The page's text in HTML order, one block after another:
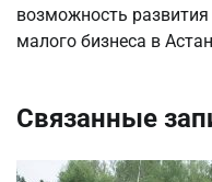
записям
возможность развития
малого бизнеса в
Связанные